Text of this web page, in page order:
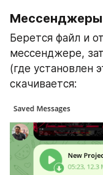
Мессенджеры
Берется файл и
мессенджере,
(где установлен
скачивается: